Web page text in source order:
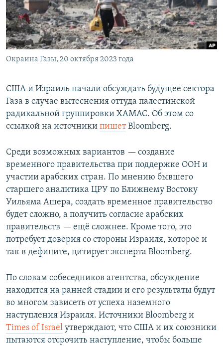
Окраина Газы, 20 октября 2023 года
США и Израиль начали обсуждать будущее сектора
Газа в случае вытеснения оттуда палестинской
радикальной группировки ХАМАС. Об этом со
ссылкой на источники пишетBloomberg.
Среди возможных вариантов — создание
временного правительства при поддержке ООН и
участии арабских стран. По мнению бывшего
старшего аналитика ЦРУ по Ближнему Востоку
Уильяма Ашера, создать временное правительство
будет сложно, а получить согласие арабских
правительств — ещё сложнее. Кроме того, это
потребует доверия со стороны Израиля, которое и
так в дефиците, цитирует эксперта Bloomberg.
По словам собеседников агентства, обсуждение
находится на ранней стадии и его результаты будут
во многом зависеть от успеха наземного
наступления Израиля. Источники Bloomberg и
Times of Israel утверждают, что США и их союзники
пытаются отсрочить наступление, чтобы больше